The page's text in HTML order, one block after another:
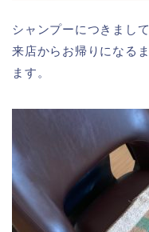
シャンプーにつきまし
来店からお帰りになる
ます。